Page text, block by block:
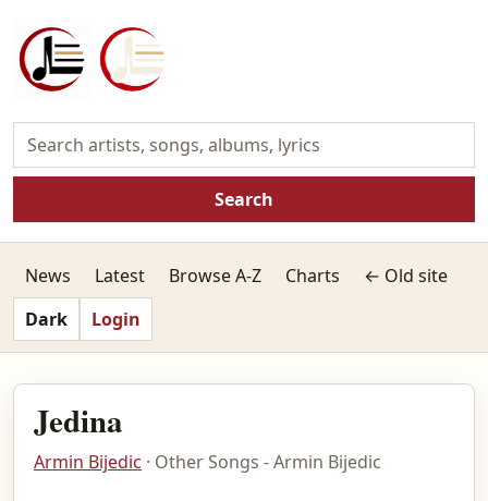
Search
News Latest Browse A-Z Charts
← Old site
Dark
Login
Jedina
Armin Bijedic · Other Songs - Armin Bijedic